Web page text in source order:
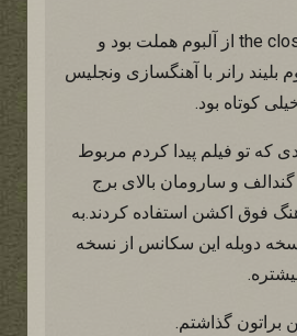
خوب اولی ترک the closet از آلبوم هملت بود و
بلیند رانر با آهنگسازی ونجلیس
کوتاه بود.
که تو فیلم پیدا کردم مربوط
و سارومان بالای برج
فوق اکشن استفاده کردند.به
دوبله این سکانس از نسخه
براتون گذاشتم.